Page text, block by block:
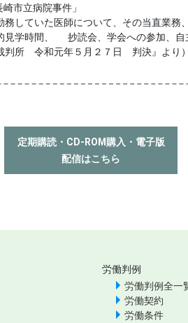
市立病院事件」
務していた医師について、その当直業
見学時間、 抄読会、学会への参加、自
判所 令和元年５月２７日 判決』より）
定期購読・CD-ROM購入・電子版
配信はこちら
労働判例
労働判例全一
労働契約
労働条件